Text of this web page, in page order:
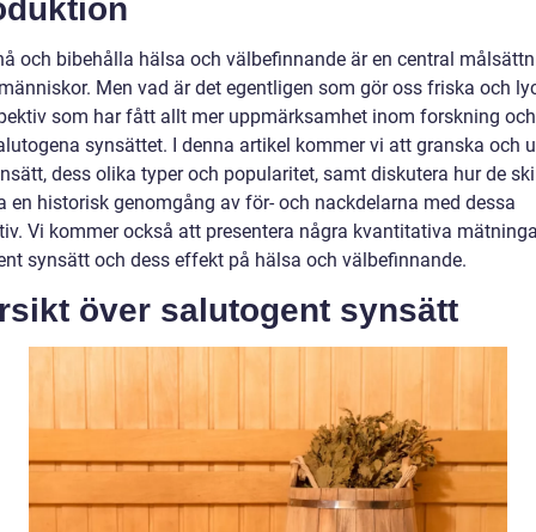
och bibehålla hälsa och välbefinnande är en central
Men vad är det egentligen som gör oss friska och
som har fått allt mer uppmärksamhet inom forskning
synsättet. I denna artikel kommer vi att granska och
dess olika typer och popularitet, samt diskutera hur de
en historisk genomgång av för- och nackdelarna med dessa
Vi kommer också att presentera några kvantitativa
synsätt och dess effekt på hälsa och välbefinnande.
över salutogent synsätt